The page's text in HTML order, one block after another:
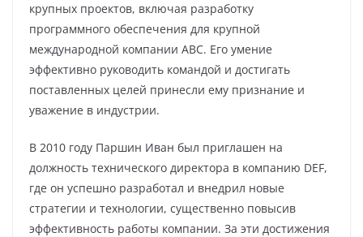
крупных проектов, включая разработку
программного обеспечения для крупной
международной компании ABC. Его умение
эффективно руководить командой и достигать
поставленных целей принесли ему признание и
уважение в индустрии.
В 2010 году Паршин Иван был приглашен на
должность технического директора в компанию DEF,
где он успешно разработал и внедрил новые
стратегии и технологии, существенно повысив
эффективность работы компании. За эти достижения